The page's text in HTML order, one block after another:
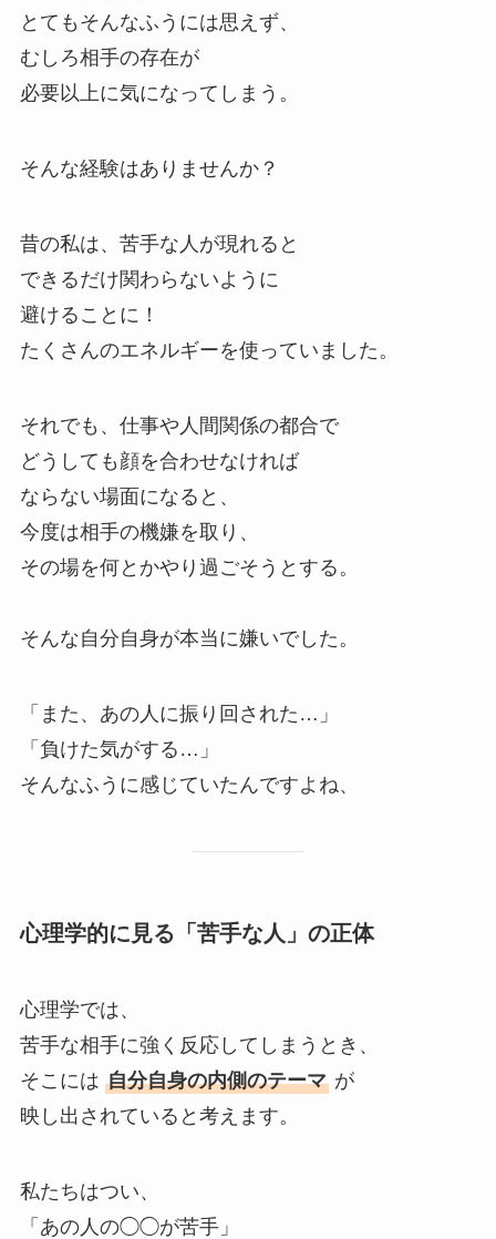
とてもそんなふうには思えず、
むしろ相手の存在が
必要以上に気になってしまう。
そんな経験はありませんか？
昔の私は、苦手な人が現れると
できるだけ関わらないように
避けることに！
たくさんのエネルギーを使っていました。
それでも、仕事や人間関係の都合で
どうしても顔を合わせなければ
ならない場面になると、
今度は相手の機嫌を取り、
その場を何とかやり過ごそうとする。
そんな自分自身が本当に嫌いでした。
「また、あの人に振り回された…」
「負けた気がする…」
そんなふうに感じていたんですよね、
心理学的に見る「苦手な人」の正体
心理学では、
苦手な相手に強く反応してしまうとき、
そこには 自分自身の内側のテーマが
映し出されていると考えます。
私たちはつい、
「あの人の◯◯が苦手」